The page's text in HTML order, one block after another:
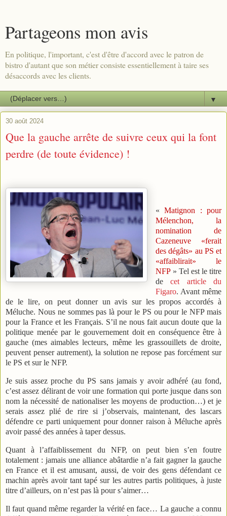
Partageons mon avis
En politique, l'important, c'est d'être d'accord avec le patron de
bistro d'autant que son métier consiste essentiellement à taire ses
désaccords avec les clients.
▼
30 août 2024
Que la gauche arrête de suivre ceux qui la font
perdre (de toute évidence) !
«Matignon : pour
Mélenchon, la
nomination de
Cazeneuve «ferait
des dégâts» au PS et
«affaiblirait» le
NFP » Tel est le titre
decet article du
Figaro. Avant même
de le lire, on peut donner un avis sur les propos accordés à
Méluche. Nous ne sommes pas là pour le PS ou pour le NFP mais
pour la France et les Français. S’il ne nous fait aucun doute que la
politique menée par le gouvernement doit en conséquence être à
gauche (mes aimables lecteurs, même les grassouillets de droite,
peuvent penser autrement), la solution ne repose pas forcément sur
le PS et sur le NFP.
Je suis assez proche du PS sans jamais y avoir adhéré (au fond,
c’est assez délirant de voir une formation qui porte jusque dans son
nom la nécessité de nationaliser les moyens de production…) et je
serais assez plié de rire si j’observais, maintenant, des lascars
défendre ce parti uniquement pour donner raison à Méluche après
avoir passé des années à taper dessus.
Quant à l’affaiblissement du NFP, on peut bien s’en foutre
totalement : jamais une alliance abâtardie n’a fait gagner la gauche
en France et il est amusant, aussi, de voir des gens défendant ce
machin après avoir tant tapé sur les autres partis politiques, à juste
titre d’ailleurs, on n’est pas là pour s’aimer…
Il faut quand même regarder la vérité en face… La gauche a connu